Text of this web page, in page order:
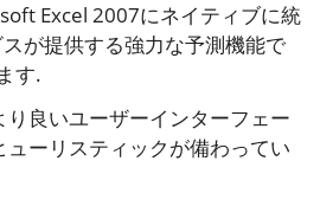
Excel 2007にネイティブに統
が提供する強力な予測機能で
す.
良いユーザーインターフェー
ーリスティックが備わってい